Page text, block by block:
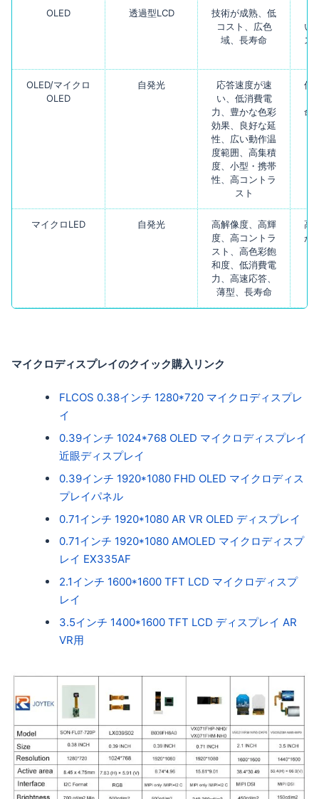
OLED 透過型LCD
技術が成熟、低
コスト、広色
域、長寿命
い
ス
OLED/マイクロ
OLED
自発光
応答速度が速
い、低消費電
力、豊かな色彩
効果、良好な延
性、広い動作温
度範囲、高集積
度、小型・携帯
性、高コントラ
スト
低
命
マイクロLED 自発光
高解像度、高輝
度、高コントラ
スト、高色彩飽
和度、低消費電
力、高速応答、
薄型、長寿命
高
が
マイクロディスプレイのクイック購入リンク
FLCOS 0.38インチ 1280*720 マイクロディスプレ
イ
0.39インチ 1024*768 OLED マイクロディスプレイ
近眼ディスプレイ
0.39インチ 1920*1080 FHD OLED マイクロディス
プレイパネル
0.71インチ 1920*1080 AR VR OLED ディスプレイ
0.71インチ 1920*1080 AMOLED マイクロディスプ
レイ EX335AF
2.1インチ 1600*1600 TFT LCD マイクロディスプ
レイ
3.5インチ 1400*1600 TFT LCD ディスプレイ AR
VR用